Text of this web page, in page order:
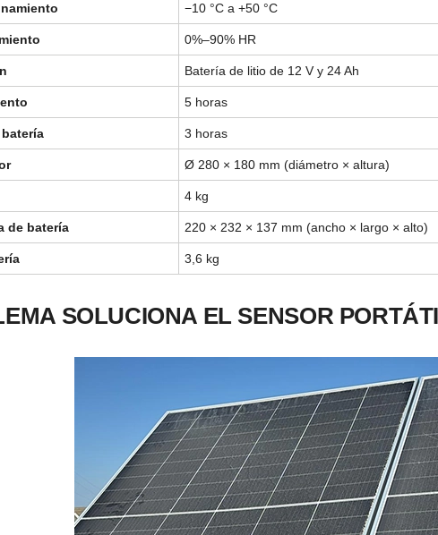
−10 °C a +50 °C
0%–90% HR
Batería de litio de 12 V y 24 Ah
5 horas
3 horas
Ø 280 × 180 mm (diámetro × altura)
4 kg
de batería 220 × 232 × 137 mm (ancho × largo × alto)
3,6 kg
SOLUCIONA EL SENSOR